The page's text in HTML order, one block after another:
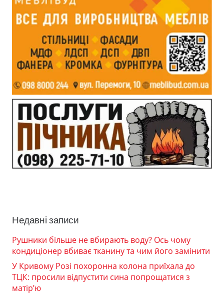
Недавні записи
Рушники більше не вбирають воду? Ось чому
кондиціонер вбиває тканину та чим його замінити
У Кривому Розі похоронна колона приїхала до
ТЦК: просили відпустити сина попрощатися з
матір’ю